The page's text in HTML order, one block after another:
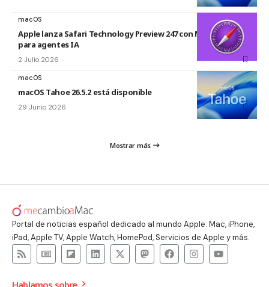
macOS
Apple lanza Safari Technology Preview 247 con MCP Server
para agentes IA
2 Julio 2026
macOS
macOS Tahoe 26.5.2 está disponible
29 Junio 2026
Mostrar más
Portal de noticias español dedicado al mundo Apple: Mac, iPhone,
iPad, Apple TV, Apple Watch, HomePod, Servicios de Apple y más.
Hablamos sobre